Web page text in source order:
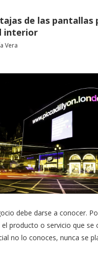
de las pantallas
interior
Vera
debe darse a conocer.
producto o servicio que se
no lo conoces, nunca se